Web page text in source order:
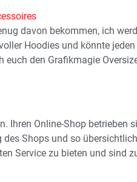
davon bekommen, ich
Hoodies und könnte
den Grafikmagie
Ihren Online-Shop betrieben
Shops und so
Service zu bieten und sind